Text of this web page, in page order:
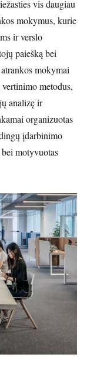
vis daugiau
mokymus, kurie
ir verslo
paiešką bei
mokymai
metodus,
analizę ir
organizuotas
įdarbinimo
motyvuotas